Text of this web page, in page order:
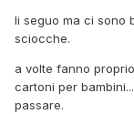
li seguo ma ci sono
sciocche.
a volte fanno
cartoni per
passare.